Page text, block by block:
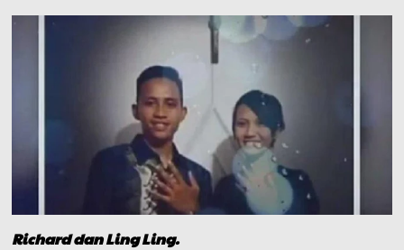
Richard dan Ling Ling.